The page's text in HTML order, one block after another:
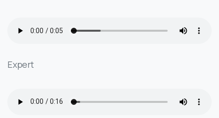
Expert